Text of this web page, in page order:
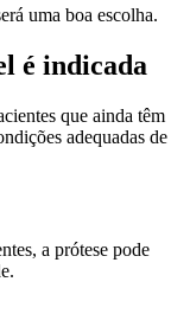
uma boa escolha.
é indicada
que ainda têm
adequadas de
a prótese pode